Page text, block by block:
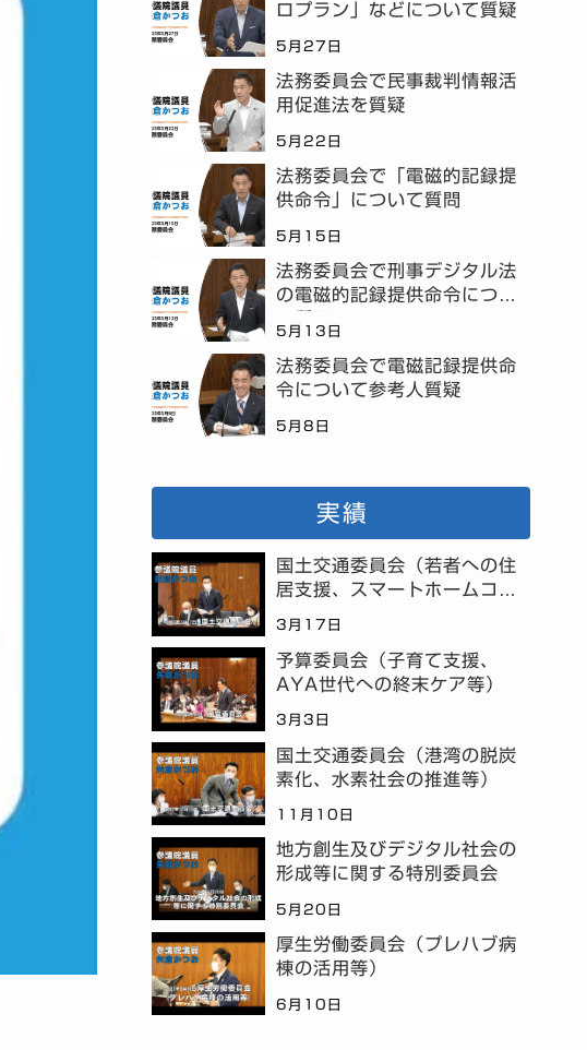
ロプラン」などについて質疑
5月27日
法務委員会で民事裁判情報活
用促進法を質疑
5月22日
法務委員会で「電磁的記録提
供命令」について質問
5月15日
法務委員会で刑事デジタル法
の電磁的記録提供命令につい
5月13日
法務委員会で電磁記録提供命
令について参考人質疑
5月8日
実績
国土交通委員会（若者への住
居支援、スマートホームコミ
3月17日
予算委員会（子育て支援、
AYA世代への終末ケア等）
3月3日
国土交通委員会（港湾の脱炭
素化、水素社会の推進等）
11月10日
地方創生及びデジタル社会の
形成等に関する特別委員会
5月20日
厚生労働委員会（プレハブ病
棟の活用等）
6月10日